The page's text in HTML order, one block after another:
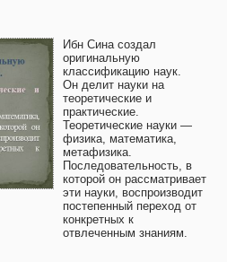
Ибн Сина создал
оригинальную
классификацию наук.
Он делит науки на
теоретические и
практические.
Теоретические науки —
физика, математика,
метафизика.
Последовательность, в
которой он рассматривает
эти науки, воспроизводит
постепенный переход от
конкретных к
отвлеченным знаниям.